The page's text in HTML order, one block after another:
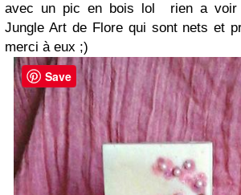
avec un pic en bois lol rien a voir
Jungle Art de Flore qui sont nets et
merci à eux ;)
Save